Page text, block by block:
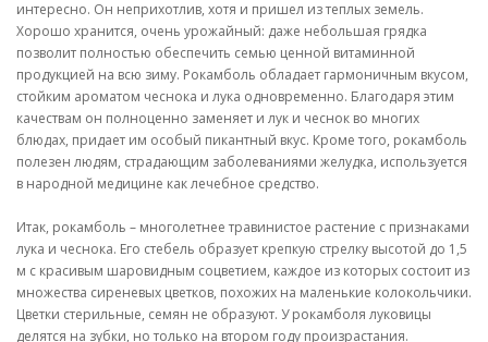
интересно. Он неприхотлив, хотя и пришел из теплых земель.
Хорошо хранится, очень урожайный: даже небольшая грядка
позволит полностью обеспечить семью ценной витаминной
продукцией на всю зиму. Рокамболь обладает гармоничным вкусом,
стойким ароматом чеснока и лука одновременно. Благодаря этим
качествам он полноценно заменяет и лук и чеснок во многих
блюдах, придает им особый пикантный вкус. Кроме того, рокамболь
полезен людям, страдающим заболеваниями желудка, используется
в народной медицине как лечебное средство.
Итак, рокамболь – многолетнее травинистое растение с признаками
лука и чеснока. Его стебель образует крепкую стрелку высотой до 1,5
м с красивым шаровидным соцветием, каждое из которых состоит из
множества сиреневых цветков, похожих на маленькие колокольчики.
Цветки стерильные, семян не образуют. У рокамболя луковицы
делятся на зубки, но только на втором году произрастания.